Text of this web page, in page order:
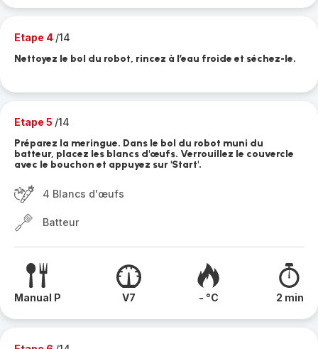
Etape 4 /14
Nettoyez le bol du robot, rincez à l’eau froide et séchez-le.
Etape 5 /14
Préparez la meringue. Dans le bol du robot muni du
batteur, placez les blancs d'œufs. Verrouillez le couvercle
avec le bouchon et appuyez sur 'Start'.
4 Blancs d'œufs
Batteur
Manual P V7 - °C 2 min